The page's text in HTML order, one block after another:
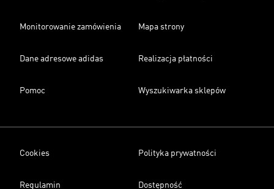
Monitorowanie zamówienia Mapa strony
Dane adresowe adidas Realizacja płatności
Pomoc Wyszukiwarka sklepów
Cookies Polityka prywatności
Regulamin Dostępność